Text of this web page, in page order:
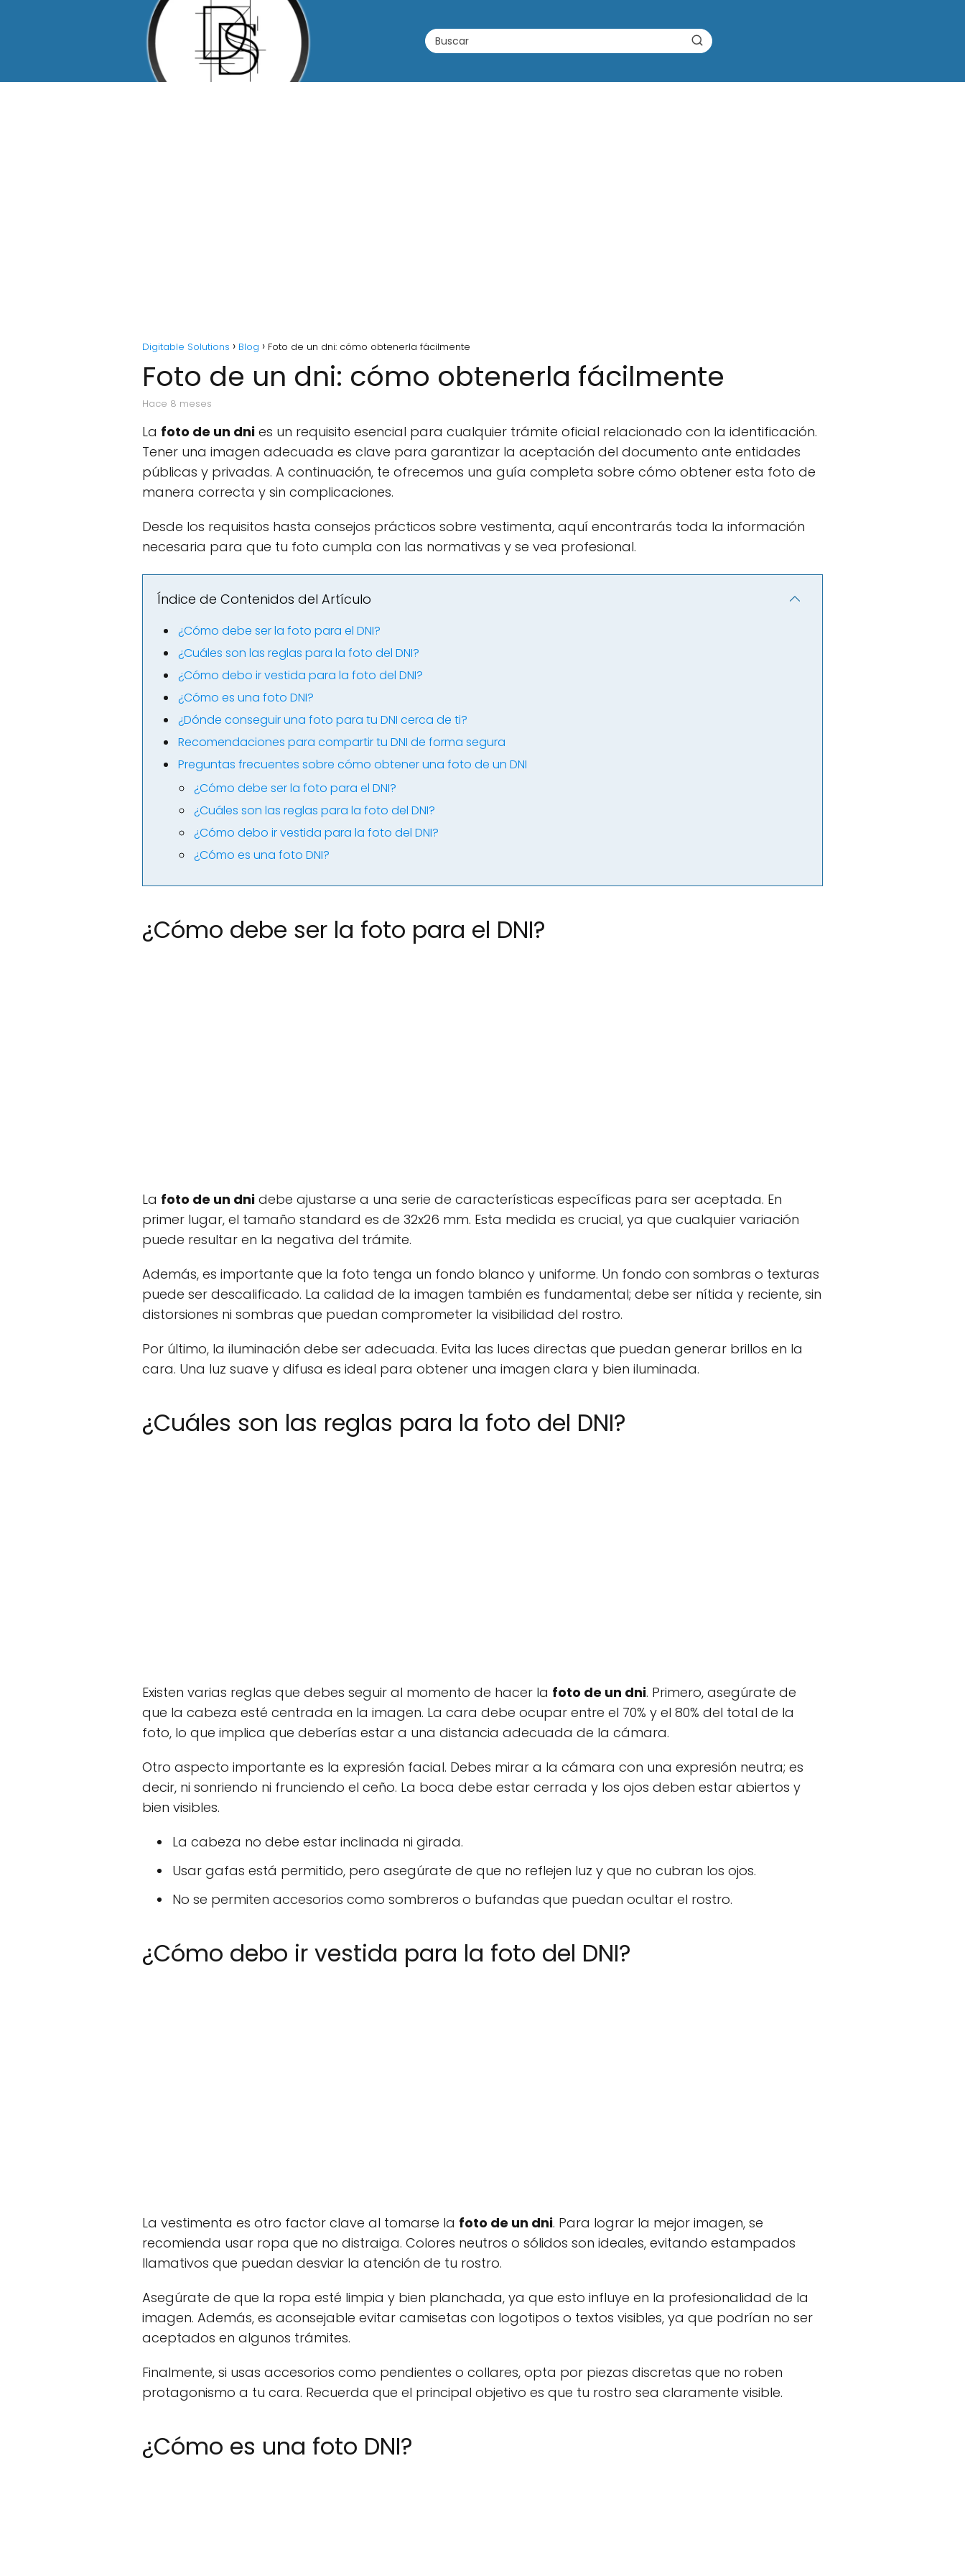
Digitable Solutions Blog Foto de un dni: cómo obtenerla fácilmente
Foto de un dni: cómo obtenerla fácilmente
hace 8 meses
La foto de un dni es un requisito esencial para cualquier trámite oficial relacionado con la identificación.
Tener una imagen adecuada es clave para garantizar la aceptación del documento ante entidades
públicas y privadas. A continuación, te ofrecemos una guía completa sobre cómo obtener esta foto de
manera correcta y sin complicaciones.
Desde los requisitos hasta consejos prácticos sobre vestimenta, aquí encontrarás toda la información
necesaria para que tu foto cumpla con las normativas y se vea profesional.
Índice de Contenidos del Artículo
¿Cómo debe ser la foto para el DNI?
¿Cuáles son las reglas para la foto del DNI?
¿Cómo debo ir vestida para la foto del DNI?
¿Cómo es una foto DNI?
¿Dónde conseguir una foto para tu DNI cerca de ti?
Recomendaciones para compartir tu DNI de forma segura
Preguntas frecuentes sobre cómo obtener una foto de un DNI
¿Cómo debe ser la foto para el DNI?
¿Cuáles son las reglas para la foto del DNI?
¿Cómo debo ir vestida para la foto del DNI?
¿Cómo es una foto DNI?
¿Cómo debe ser la foto para el DNI?
La foto de un dni debe ajustarse a una serie de características específicas para ser aceptada. En
primer lugar, el tamaño standard es de 32x26 mm. Esta medida es crucial, ya que cualquier variación
puede resultar en la negativa del trámite.
Además, es importante que la foto tenga un fondo blanco y uniforme. Un fondo con sombras o texturas
puede ser descalificado. La calidad de la imagen también es fundamental; debe ser nítida y reciente, sin
distorsiones ni sombras que puedan comprometer la visibilidad del rostro.
Por último, la iluminación debe ser adecuada. Evita las luces directas que puedan generar brillos en la
cara. Una luz suave y difusa es ideal para obtener una imagen clara y bien iluminada.
¿Cuáles son las reglas para la foto del DNI?
Existen varias reglas que debes seguir al momento de hacer la foto de un dni. Primero, asegúrate de
que la cabeza esté centrada en la imagen. La cara debe ocupar entre el 70% y el 80% del total de la
foto, lo que implica que deberías estar a una distancia adecuada de la cámara.
Otro aspecto importante es la expresión facial. Debes mirar a la cámara con una expresión neutra; es
decir, ni sonriendo ni frunciendo el ceño. La boca debe estar cerrada y los ojos deben estar abiertos y
bien visibles.
La cabeza no debe estar inclinada ni girada.
Usar gafas está permitido, pero asegúrate de que no reflejen luz y que no cubran los ojos.
No se permiten accesorios como sombreros o bufandas que puedan ocultar el rostro.
¿Cómo debo ir vestida para la foto del DNI?
La vestimenta es otro factor clave al tomarse la foto de un dni. Para lograr la mejor imagen, se
recomienda usar ropa que no distraiga. Colores neutros o sólidos son ideales, evitando estampados
llamativos que puedan desviar la atención de tu rostro.
Asegúrate de que la ropa esté limpia y bien planchada, ya que esto influye en la profesionalidad de la
imagen. Además, es aconsejable evitar camisetas con logotipos o textos visibles, ya que podrían no ser
aceptados en algunos trámites.
Finalmente, si usas accesorios como pendientes o collares, opta por piezas discretas que no roben
protagonismo a tu cara. Recuerda que el principal objetivo es que tu rostro sea claramente visible.
¿Cómo es una foto DNI?